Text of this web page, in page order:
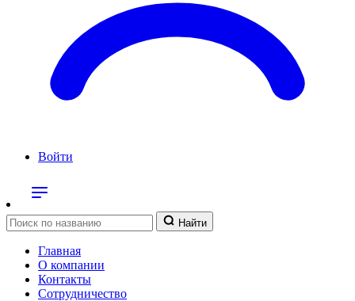
Войти
Найти
Главная
О компании
Контакты
Сотрудничество